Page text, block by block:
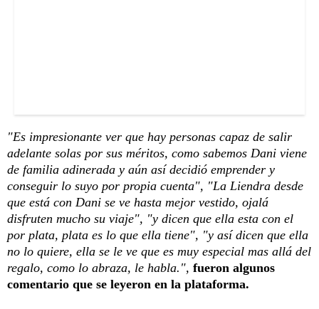
"Es impresionante ver que hay personas capaz de salir
adelante solas por sus méritos, como sabemos Dani viene
de familia adinerada y aún así decidió emprender y
conseguir lo suyo por propia cuenta", "La Liendra desde
que está con Dani se ve hasta mejor vestido, ojalá
disfruten mucho su viaje", "y dicen que ella esta con el
por plata, plata es lo que ella tiene", "y así dicen que ella
no lo quiere, ella se le ve que es muy especial mas allá del
regalo, como lo abraza, le habla.", fueron algunos
comentario que se leyeron en la plataforma.